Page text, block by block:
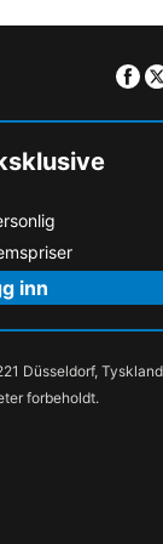
inn
Düsseldorf, Tyskland
forbeholdt.